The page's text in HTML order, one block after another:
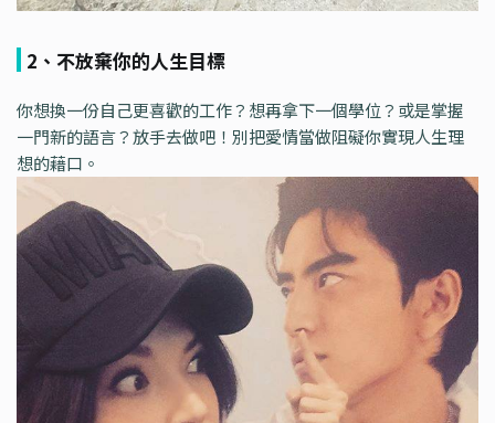
2、不放棄你的人生目標
你想換一份自己更喜歡的工作？想再拿下一個學位？或是掌握
一門新的語言？放手去做吧！別把愛情當做阻礙你實現人生理
想的藉口。